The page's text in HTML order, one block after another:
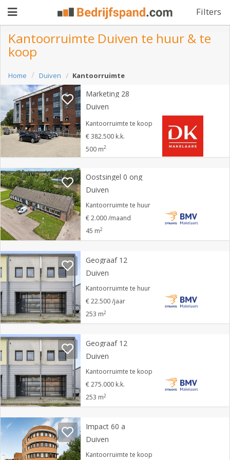
Filters
Pand
aanbieden
Pand
zoeken
Waarom
adverteren
Premium
adverteren
Registreren
Login
Kantoorruimte Duiven te huur & te
koop
Home Duiven Kantoorruimte
Marketing 28
Duiven
Kantoorruimte te koop
€ 382.500 k.k.
500 m2
Oostsingel 0 ong
Duiven
Kantoorruimte te huur
€ 2.000 /maand
45 m2
Geograaf 12
Duiven
Kantoorruimte te huur
€ 22.500 /jaar
253 m2
Geograaf 12
Duiven
Kantoorruimte te koop
€ 275.000 k.k.
253 m2
Impact 60 a
Duiven
Kantoorruimte te koop